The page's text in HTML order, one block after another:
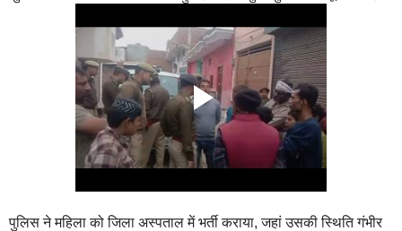
पुलिस ने महिला को जिला अस्पताल में भर्ती कराया, जहां उसकी स्थिति गंभीर